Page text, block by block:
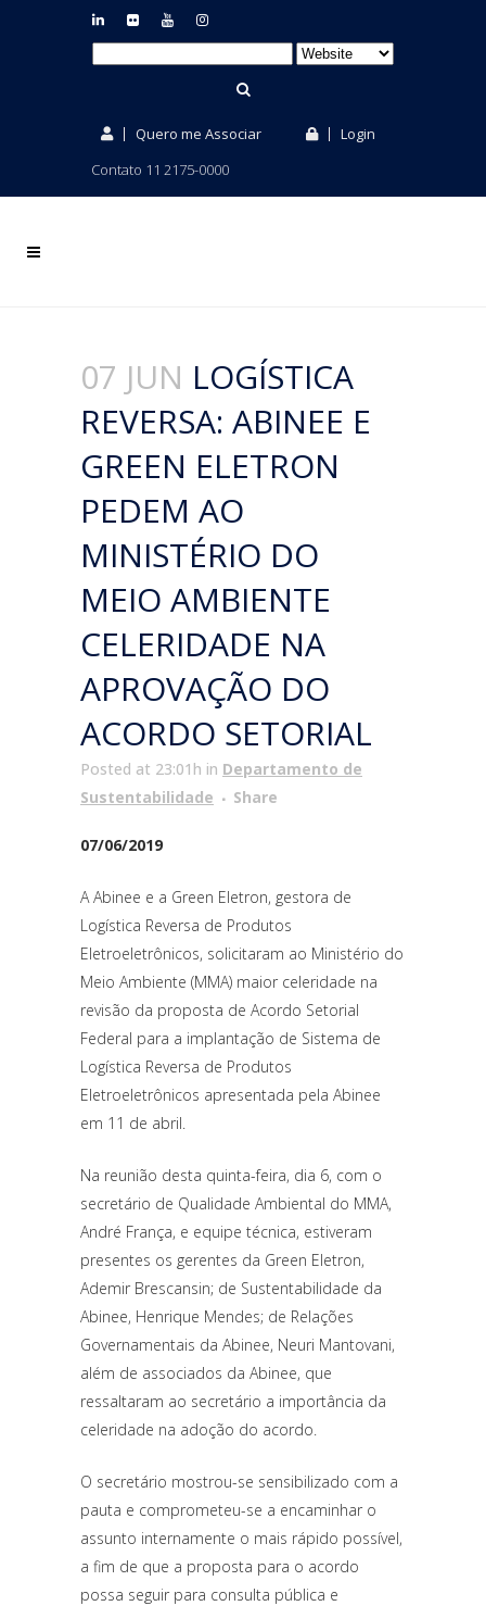
Quero me Associar
Login
Contato 11 2175-0000
07 JUN LOGÍSTICA
REVERSA: ABINEE E
GREEN ELETRON
PEDEM AO
MINISTÉRIO DO
MEIO AMBIENTE
CELERIDADE NA
APROVAÇÃO DO
ACORDO SETORIAL
Posted at 23:01h in Departamento de
Sustentabilidade
Share
07/06/2019
A Abinee e a Green Eletron, gestora de
Logística Reversa de Produtos
Eletroeletrônicos, solicitaram ao Ministério do
Meio Ambiente (MMA) maior celeridade na
revisão da proposta de Acordo Setorial
Federal para a implantação de Sistema de
Logística Reversa de Produtos
Eletroeletrônicos apresentada pela Abinee
em 11 de abril.
Na reunião desta quinta-feira, dia 6, com o
secretário de Qualidade Ambiental do MMA,
André França, e equipe técnica, estiveram
presentes os gerentes da Green Eletron,
Ademir Brescansin; de Sustentabilidade da
Abinee, Henrique Mendes; de Relações
Governamentais da Abinee, Neuri Mantovani,
além de associados da Abinee, que
ressaltaram ao secretário a importância da
celeridade na adoção do acordo.
O secretário mostrou-se sensibilizado com a
pauta e comprometeu-se a encaminhar o
assunto internamente o mais rápido possível,
a fim de que a proposta para o acordo
possa seguir para consulta pública e